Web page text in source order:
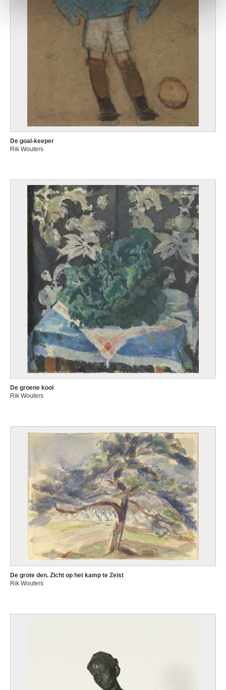
De goal-keeper
Rik Wouters
De groene kool
Rik Wouters
De grote den. Zicht op het kamp te Zeist
Rik Wouters